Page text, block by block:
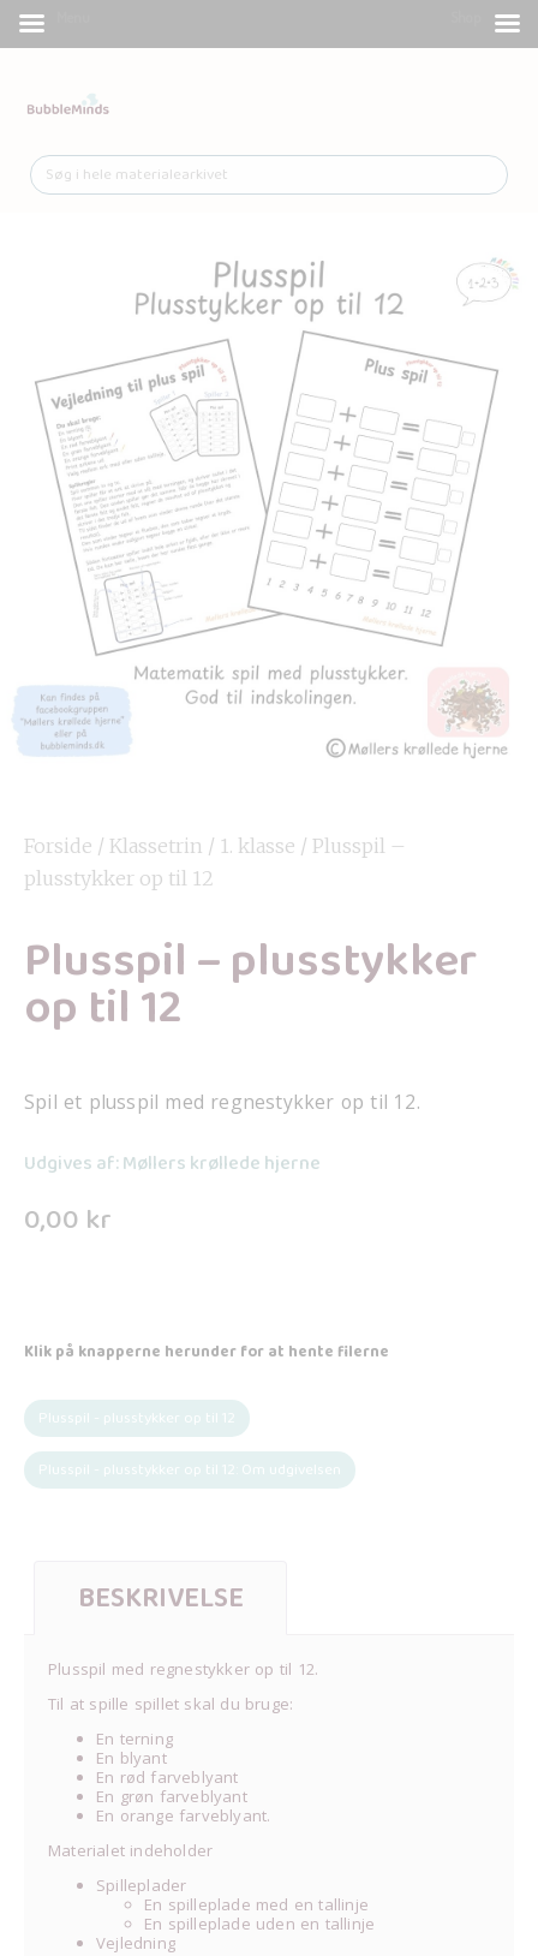
Forside / Klassetrin / 1. klasse / Plusspil –
plusstykker op til 12
Plusspil – plusstykker
op til 12
Spil et plusspil med regnestykker op til 12.
Udgives af: Møllers krøllede hjerne
0,00 kr
Klik på knapperne herunder for at hente filerne
Plusspil - plusstykker op til 12
Plusspil - plusstykker op til 12: Om udgivelsen
BESKRIVELSE
Plusspil med regnestykker op til 12.
Til at spille spillet skal du bruge:
En terning
En blyant
En rød farveblyant
En grøn farveblyant
En orange farveblyant.
Materialet indeholder
Spilleplader
En spilleplade med en tallinje
En spilleplade uden en tallinje
Vejledning